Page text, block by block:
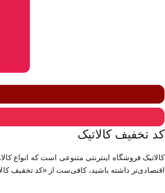
کد تخفیف کالاتیک
کالاتیک فروشگاه اینترنتی متنوعی است که انواع
اقتصادی‌تر داشته باشید، کافی‌ست از «کد تخفیف